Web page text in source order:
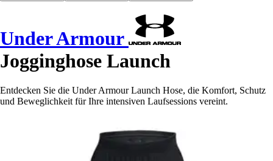
Under Armour
Jogginghose Launch
Entdecken Sie die Under Armour Launch Hose, die Komfort, Schutz
und Beweglichkeit für Ihre intensiven Laufsessions vereint.